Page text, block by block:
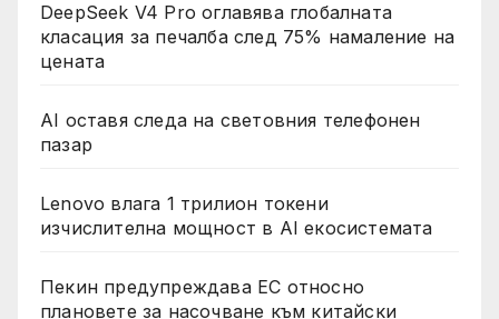
DeepSeek V4 Pro оглавява глобалната
класация за печалба след 75% намаление на
цената
AI оставя следа на световния телефонен
пазар
Lenovo влага 1 трилион токени
изчислителна мощност в AI екосистемата
Пекин предупреждава ЕС относно
плановете за насочване към китайски